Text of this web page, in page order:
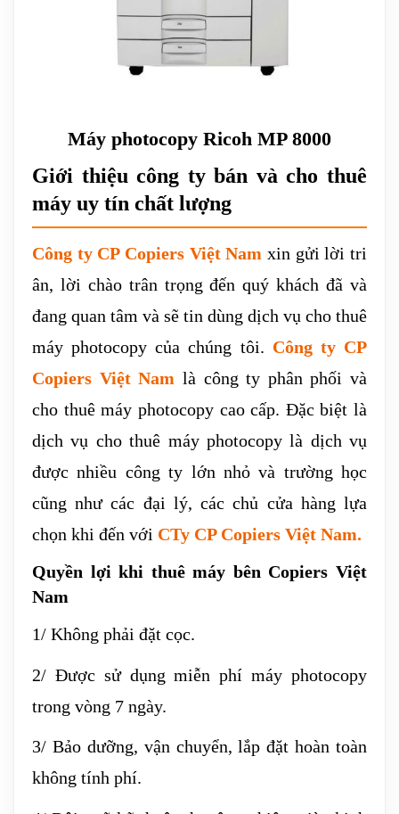
Máy photocopy Ricoh MP 8000
Giới thiệu công ty bán và cho thuê
máy uy tín chất lượng
Công ty CP Copiers Việt Nam xin gửi lời tri
ân, lời chào trân trọng đến quý khách đã và
đang quan tâm và sẽ tin dùng dịch vụ cho thuê
máy photocopy của chúng tôi. Công ty CP
Copiers Việt Nam là công ty phân phối và
cho thuê máy photocopy cao cấp. Đặc biệt là
dịch vụ cho thuê máy photocopy là dịch vụ
được nhiều công ty lớn nhỏ và trường học
cũng như các đại lý, các chủ cửa hàng lựa
chọn khi đến với CTy CP Copiers Việt Nam.
Quyền lợi khi thuê máy bên Copiers Việt
Nam
1/ Không phải đặt cọc.
2/ Được sử dụng miễn phí máy photocopy
trong vòng 7 ngày.
3/ Bảo dưỡng, vận chuyển, lắp đặt hoàn toàn
không tính phí.